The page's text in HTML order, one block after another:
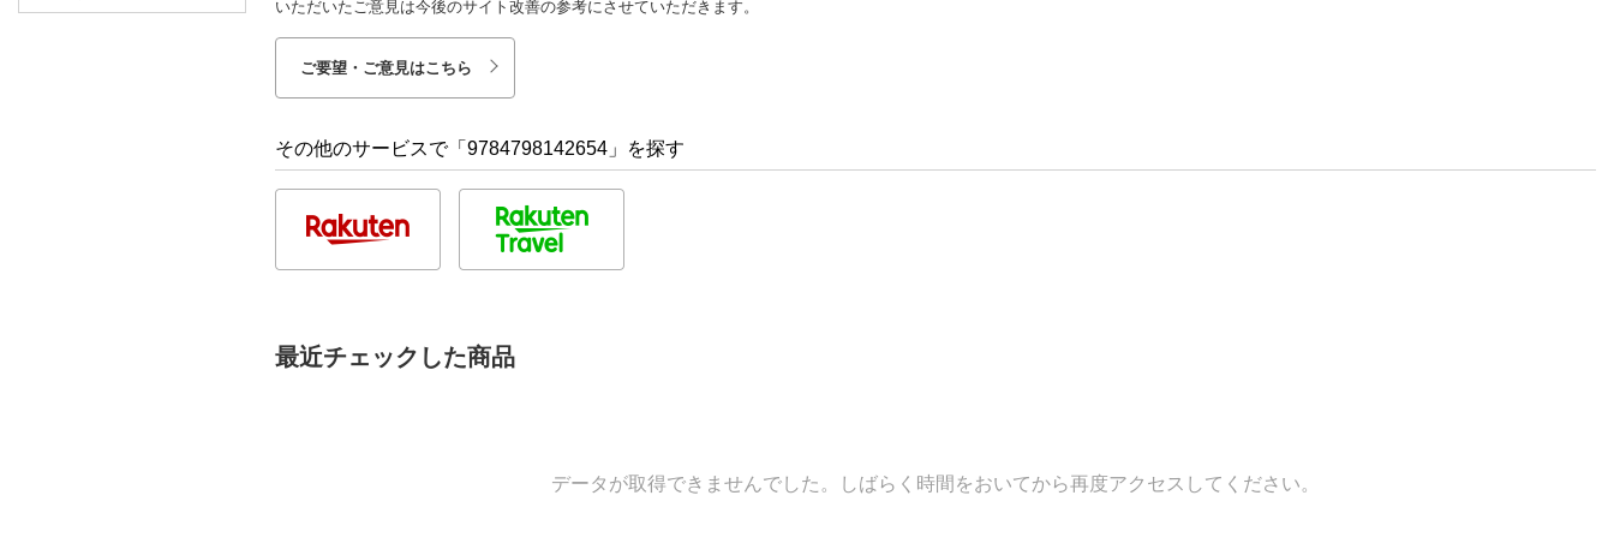
いただいたご意見は今後のサイト改善の参考にさせていただきます。
ご要望・ご意見はこちら
その他のサービスで「9784798142654」を探す
最近チェックした商品
データが取得できませんでした。しばらく時間をおいてから再度アクセスしてください。